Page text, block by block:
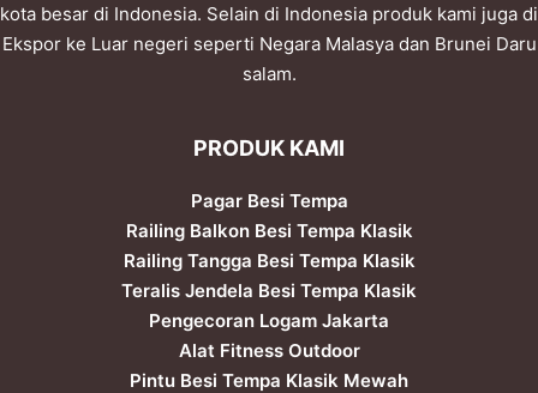
kota besar di Indonesia. Selain di Indonesia produk kami juga di
Ekspor ke Luar negeri seperti Negara Malasya dan Brunei Daru
salam.
PRODUK KAMI
Pagar Besi Tempa
Railing Balkon Besi Tempa Klasik
Railing Tangga Besi Tempa Klasik
Teralis Jendela Besi Tempa Klasik
Pengecoran Logam Jakarta
Alat Fitness Outdoor
Pintu Besi Tempa Klasik Mewah